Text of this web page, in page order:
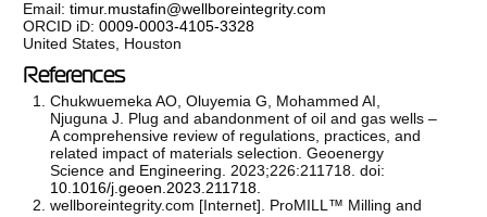
Email:timur.mustafin@wellboreintegrity.com
ORCID iD:0009-0003-4105-3328
United States, Houston
References
Chukwuemeka AO, Oluyemia G, Mohammed AI,
Njuguna J. Plug and abandonment of oil and gas wells –
A comprehensive review of regulations, practices, and
related impact of materials selection. Geoenergy
Science and Engineering. 2023;226:211718. doi:
10.1016/j.geoen.2023.211718.
wellboreintegrity.com [Internet]. ProMILL™ Milling and